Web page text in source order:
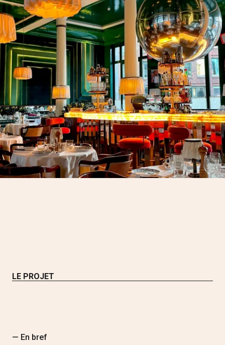
LE PROJET
— En bref